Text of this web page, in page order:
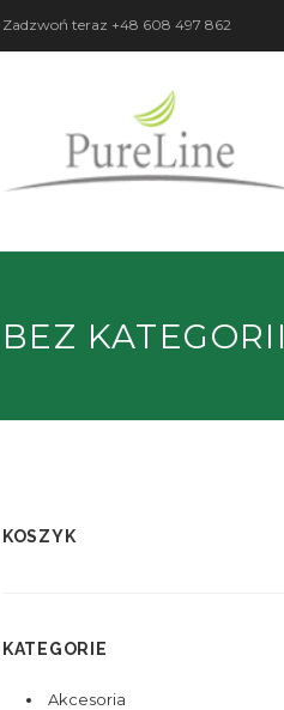
Zadzwoń teraz +48 608 497 862
BEZ KATEGORII
KOSZYK
KATEGORIE
Akcesoria